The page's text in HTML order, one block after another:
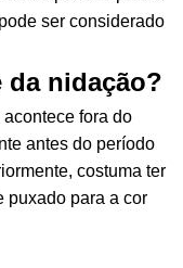
ser considerado
da nidação?
fora do
antes do período
costuma ter
puxado para a cor